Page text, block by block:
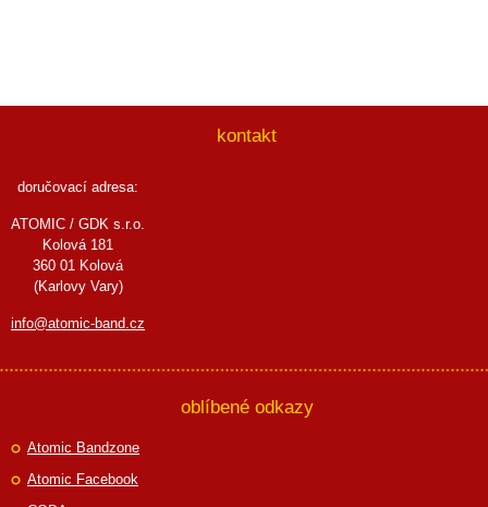
kontakt
doručovací adresa:
ATOMIC / GDK s.r.o.
Kolová 181
360 01 Kolová
(Karlovy Vary)
info@atomic-band.cz
oblíbené odkazy
Atomic Bandzone
Atomic Facebook